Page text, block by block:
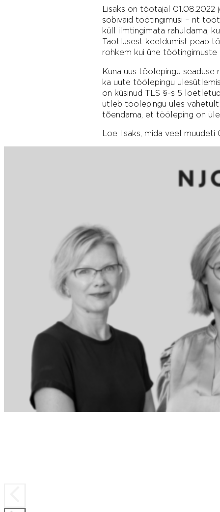
Lisaks on töötajal
sobivaid töötingimusi – nt
küll ilmtingimata rahuldama,
Taotlusest keeldumist peab
rohkem kui ühe
Kuna uus töölepingu
ka uute töölepingu
on küsinud TLS §-s 5
ütleb töölepingu üles
tõendama, et tööleping on
Loe lisaks, mida veel